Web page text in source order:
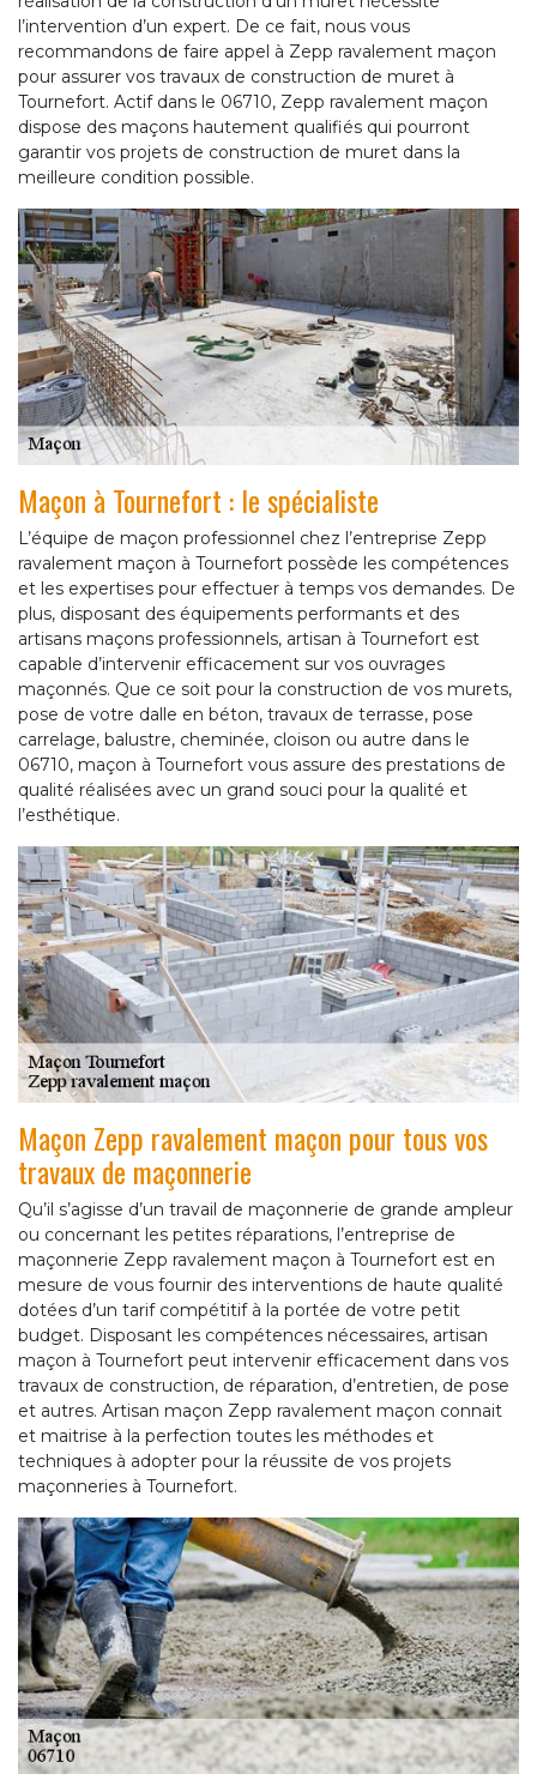
l’intervention d’un expert. De ce fait, nous vous
recommandons de faire appel à Zepp ravalement maçon
pour assurer vos travaux de construction de muret à
Tournefort. Actif dans le 06710, Zepp ravalement maçon
dispose des maçons hautement qualifiés qui pourront
garantir vos projets de construction de muret dans la
meilleure condition possible.
Maçon à Tournefort : le spécialiste
L’équipe de maçon professionnel chez l’entreprise Zepp
ravalement maçon à Tournefort possède les compétences
et les expertises pour effectuer à temps vos demandes. De
plus, disposant des équipements performants et des
artisans maçons professionnels, artisan à Tournefort est
capable d’intervenir efficacement sur vos ouvrages
maçonnés. Que ce soit pour la construction de vos murets,
pose de votre dalle en béton, travaux de terrasse, pose
carrelage, balustre, cheminée, cloison ou autre dans le
06710, maçon à Tournefort vous assure des prestations de
qualité réalisées avec un grand souci pour la qualité et
l’esthétique.
Maçon Zepp ravalement maçon pour tous vos
travaux de maçonnerie
Qu’il s’agisse d’un travail de maçonnerie de grande ampleur
ou concernant les petites réparations, l’entreprise de
maçonnerie Zepp ravalement maçon à Tournefort est en
mesure de vous fournir des interventions de haute qualité
dotées d’un tarif compétitif à la portée de votre petit
budget. Disposant les compétences nécessaires, artisan
maçon à Tournefort peut intervenir efficacement dans vos
travaux de construction, de réparation, d’entretien, de pose
et autres. Artisan maçon Zepp ravalement maçon connait
et maitrise à la perfection toutes les méthodes et
techniques à adopter pour la réussite de vos projets
maçonneries à Tournefort.